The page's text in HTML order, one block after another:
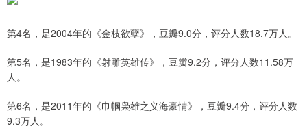
第4名，是2004年的《金枝欲孽》，豆瓣9.0分，评分人数18.7万人。
第5名，是1983年的《射雕英雄传》，豆瓣9.2分，评分人数11.58万
人。
第6名，是2011年的《巾帼枭雄之义海豪情》，豆瓣9.4分，评分人数
9.3万人。